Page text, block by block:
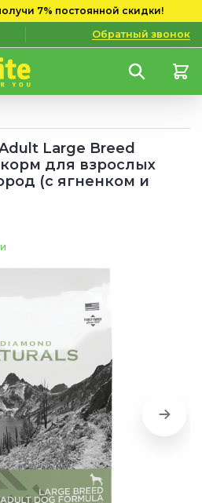
7% постоянной скидки!
Обратный звонок
Large Breed
для взрослых
(с ягненком и